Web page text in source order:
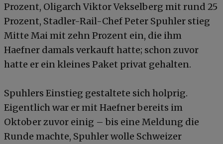
Prozent, Oligarch Viktor Vekselberg mit rund 25
Prozent, Stadler-Rail-Chef Peter Spuhler stieg
Mitte Mai mit zehn Prozent ein, die ihm
Haefner damals verkauft hatte; schon zuvor
hatte er ein kleines Paket privat gehalten.
Spuhlers Einstieg gestaltete sich holprig.
Eigentlich war er mit Haefner bereits im
Oktober zuvor einig – bis eine Meldung die
Runde machte, Spuhler wolle Schweizer